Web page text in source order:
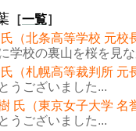
［一覧］
（北条高等学校 元校
学校の裏山を桜を見
（札幌高等裁判所 元
うございました...
氏（東京女子大学 名
うございました...